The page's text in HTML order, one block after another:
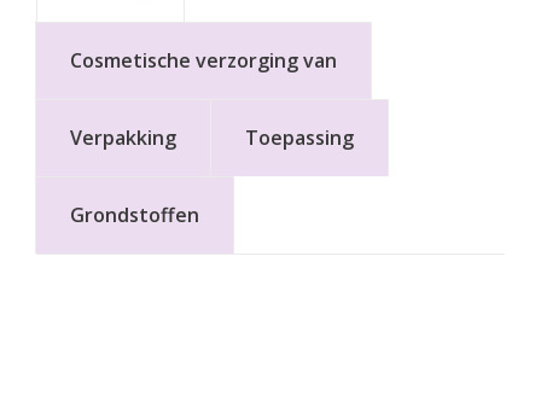
Cosmetische verzorging van
Verpakking Toepassing
Grondstoffen